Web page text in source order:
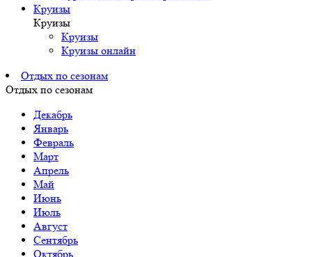
Круизы
Круизы
Круизы
Круизы онлайн
Отдых по сезонам
Отдых по сезонам
Декабрь
Январь
Февраль
Март
Апрель
Май
Июнь
Июль
Август
Сентябрь
Октябрь